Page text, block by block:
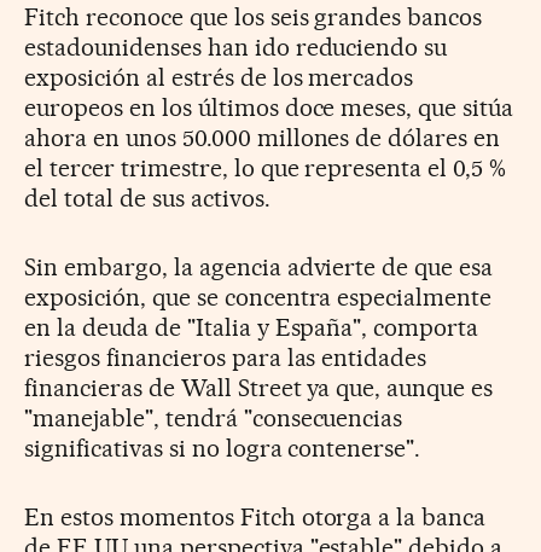
Fitch reconoce que los seis grandes bancos
estadounidenses han ido reduciendo su
exposición al estrés de los mercados
europeos en los últimos doce meses, que sitúa
ahora en unos 50.000 millones de dólares en
el tercer trimestre, lo que representa el 0,5 %
del total de sus activos.
Sin embargo, la agencia advierte de que esa
exposición, que se concentra especialmente
en la deuda de "Italia y España", comporta
riesgos financieros para las entidades
financieras de Wall Street ya que, aunque es
"manejable", tendrá "consecuencias
significativas si no logra contenerse".
En estos momentos Fitch otorga a la banca